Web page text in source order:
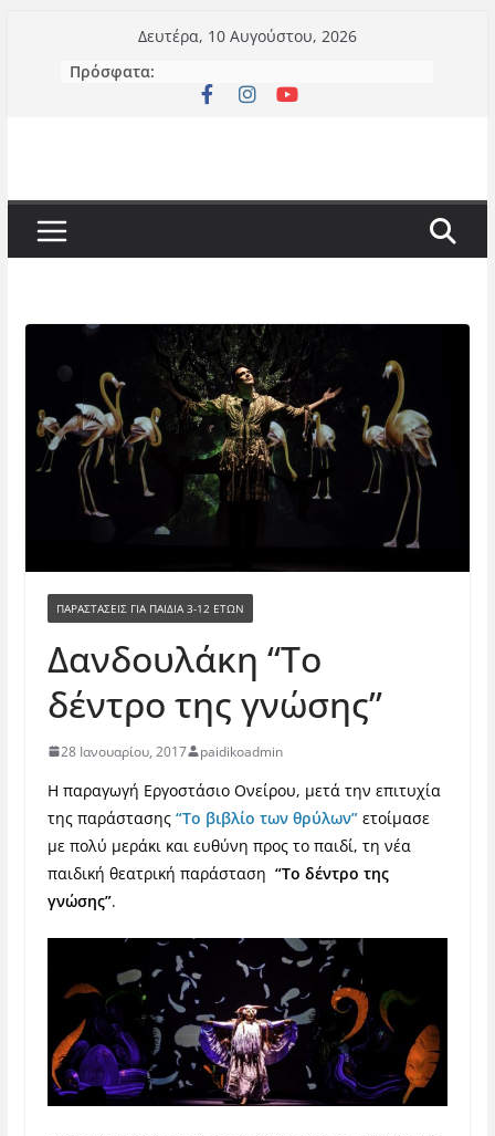
περιεχόμενο
Δευτέρα, 10 Αυγούστου, 2026
Πρόσφατα:
ΠΑΡΑΣΤΆΣΕΙΣ ΓΙΑ ΠΑΙΔΙΆ 3-12 ΕΤΏΝ
Δανδουλάκη “Το
δέντρο της γνώσης”
28 Ιανουαρίου, 2017 paidikoadmin
H παραγωγή Εργοστάσιο Ονείρου, μετά την επιτυχία
της παράστασης “Το βιβλίο των θρύλων”ετοίμασε
με πολύ μεράκι και ευθύνη προς το παιδί, τη νέα
παιδική θεατρική παράσταση “Το δέντρο της
γνώσης”.